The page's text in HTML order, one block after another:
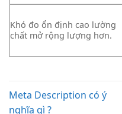
Khó đo ổn định cao lường
chất mở rộng lượng hơn.
Meta Description có ý
nghĩa gì ?